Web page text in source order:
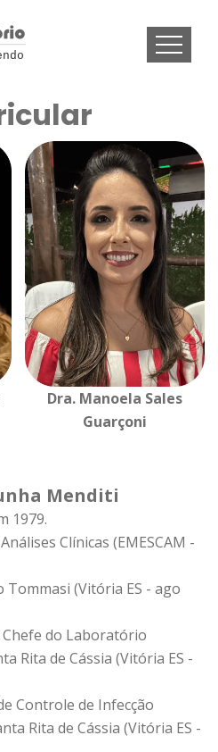
Dra. Manoela Sales
Guarçoni
Menditi
1979.
Clínicas (EMESCAM -
(Vitória ES - ago
do Laboratório
Rita de Cássia (Vitória ES -
Controle de Infecção
Rita de Cássia (Vitória ES -